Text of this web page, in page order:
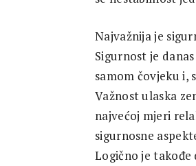
Najvažnija je
Sigurnost je
samom čovjeku i,
Važnost ulaska
najvećoj mjeri
sigurnosne
Logično je